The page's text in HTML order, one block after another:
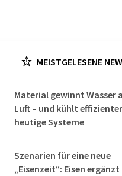
MEISTGELESENE
Material gewinnt Wasser
Luft – und kühlt
heutige Systeme
Szenarien für eine neue
„Eisenzeit“: Eisen ergänzt